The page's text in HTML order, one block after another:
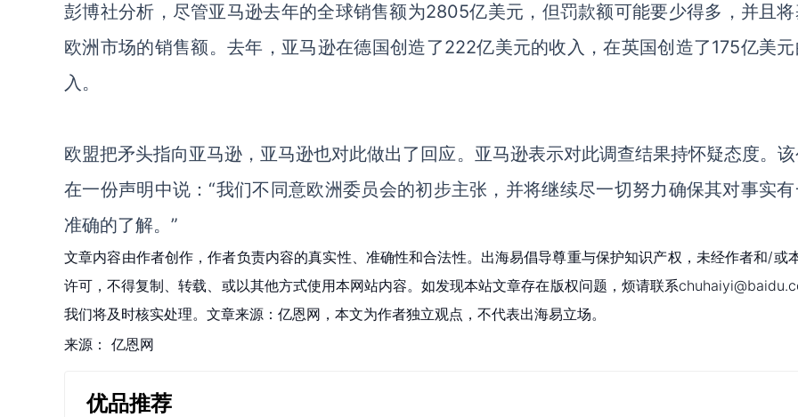
彭博社分析， 尽管亚马逊去年的全球销售额为2805亿美元，但罚款额可能要少得多，并且
欧洲市场的销售额。 去年， 亚马逊在德国创造了222亿美元的收入，在英国创造了175亿美
入。
欧盟把矛头指向亚马逊，亚马逊也对此做出了回应。 亚马逊表示对此调查结果持怀疑态度。该
在一份声明中说： “我们不同意欧洲委员会的初步主张，并将继续尽一切努力确保其对事实
准确的了解。 ”
文章内容由作者创作，作者负责内容的真实性、准确性和合法性。出海易倡导尊重与保护知识产权，未经作者和/或
许可，不得复制、转载、或以其他方式使用本网站内容。如发现本站文章存在版权问题，烦请联系
我们将及时核实处理。文章来源：亿恩网，本文为作者独立观点，不代表出海易立场。
来源： 亿恩网
优品推荐